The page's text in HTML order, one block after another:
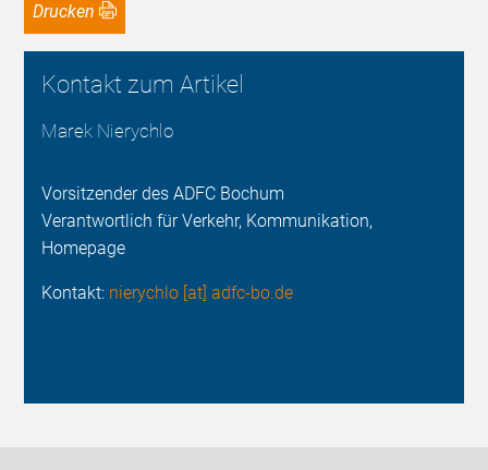
Drucken
Kontakt zum Artikel
Marek Nierychlo
Vorsitzender des ADFC Bochum
Verantwortlich für Verkehr, Kommunikation,
Homepage
Kontakt: nierychlo [at] adfc-bo.de